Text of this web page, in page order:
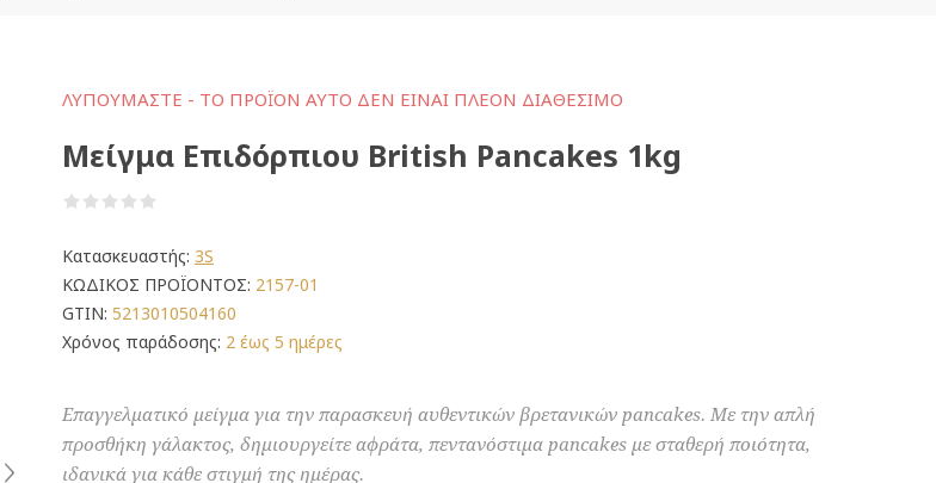
ΛΥΠΟΎΜΑΣΤΕ - ΤΟ ΠΡΟΪΌΝ ΑΥΤΌ ΔΕΝ ΕΊΝΑΙ ΠΛΈΟΝ ΔΙΑΘΈΣΙΜΟ
Μείγμα Επιδόρπιου British Pancakes 1kg
Κατασκευαστής: 3S
ΚΩΔΙΚΟΣ ΠΡΟΪΟΝΤΟΣ: 2157-01
GTIN: 5213010504160
Χρόνος παράδοσης: 2 έως 5 ημέρες
Επαγγελματικό μείγμα για την παρασκευή αυθεντικών βρετανικών pancakes. Με την απλή
προσθήκη γάλακτος, δημιουργείτε αφράτα, πεντανόστιμα pancakes με σταθερή ποιότητα,
ιδανικά για κάθε στιγμή της ημέρας.